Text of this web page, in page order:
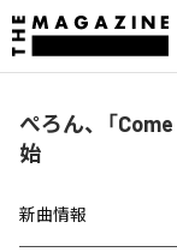
ぺろん、「
始
新曲情報